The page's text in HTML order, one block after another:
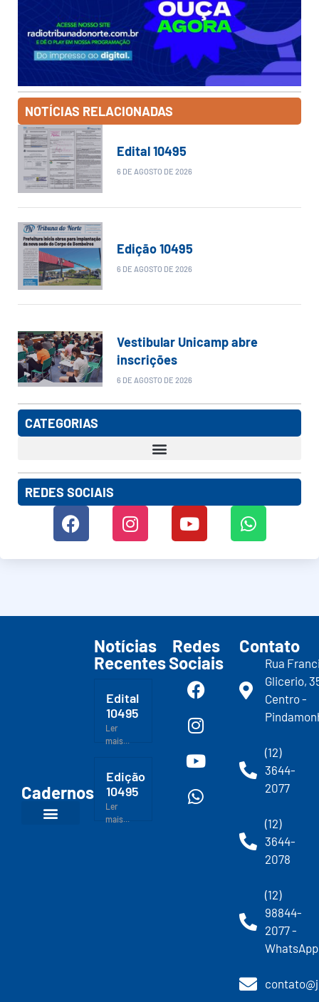
NOTÍCIAS RELACIONADAS
Edital 10495
6 DE AGOSTO DE 2026
Edição 10495
6 DE AGOSTO DE 2026
Vestibular Unicamp abre
inscrições
6 DE AGOSTO DE 2026
CATEGORIAS
REDES SOCIAIS
Cadernos
Notícias
Recentes
Edital
10495
Ler
mais...
Edição
10495
Ler
mais...
Redes
Sociais
Contato
Rua
Glicerio,
Centro -
(12)
3644-
2077
(12)
3644-
2078
(12)
98844-
2077 -
WhatsApp